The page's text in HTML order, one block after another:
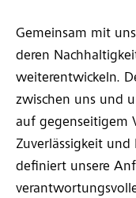
Gemeinsam mit
deren
weiterentwickeln.
zwischen uns und
auf gegenseitigem
Zuverlässigkeit und
definiert unsere